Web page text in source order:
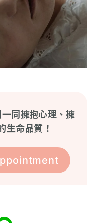
同擁抱心理、擁
生命品質！